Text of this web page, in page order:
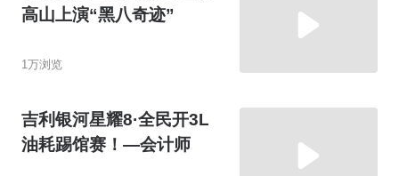
高山上演“黑八奇迹”
1万浏览
吉利银河星耀8·全民开3L
油耗踢馆赛！—会计师